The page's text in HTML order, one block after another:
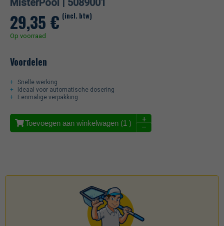
29,35 € (incl. btw)
Op voorraad
Voordelen
Snelle werking
Ideaal voor automatische dosering
Eenmalige verpakking
Toevoegen aan winkelwagen (1 )
+
–